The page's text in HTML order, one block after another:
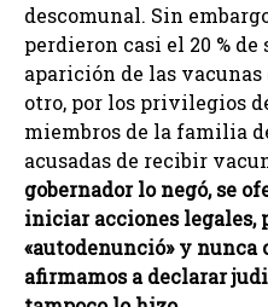
descomunal. Sin
perdieron casi el 20 %
aparición de las
otro, por los privilegios
miembros de la familia
acusadas de recibir
gobernador lo negó, se
iniciar acciones legales,
«autodenunció» y nunca
afirmamos a declarar